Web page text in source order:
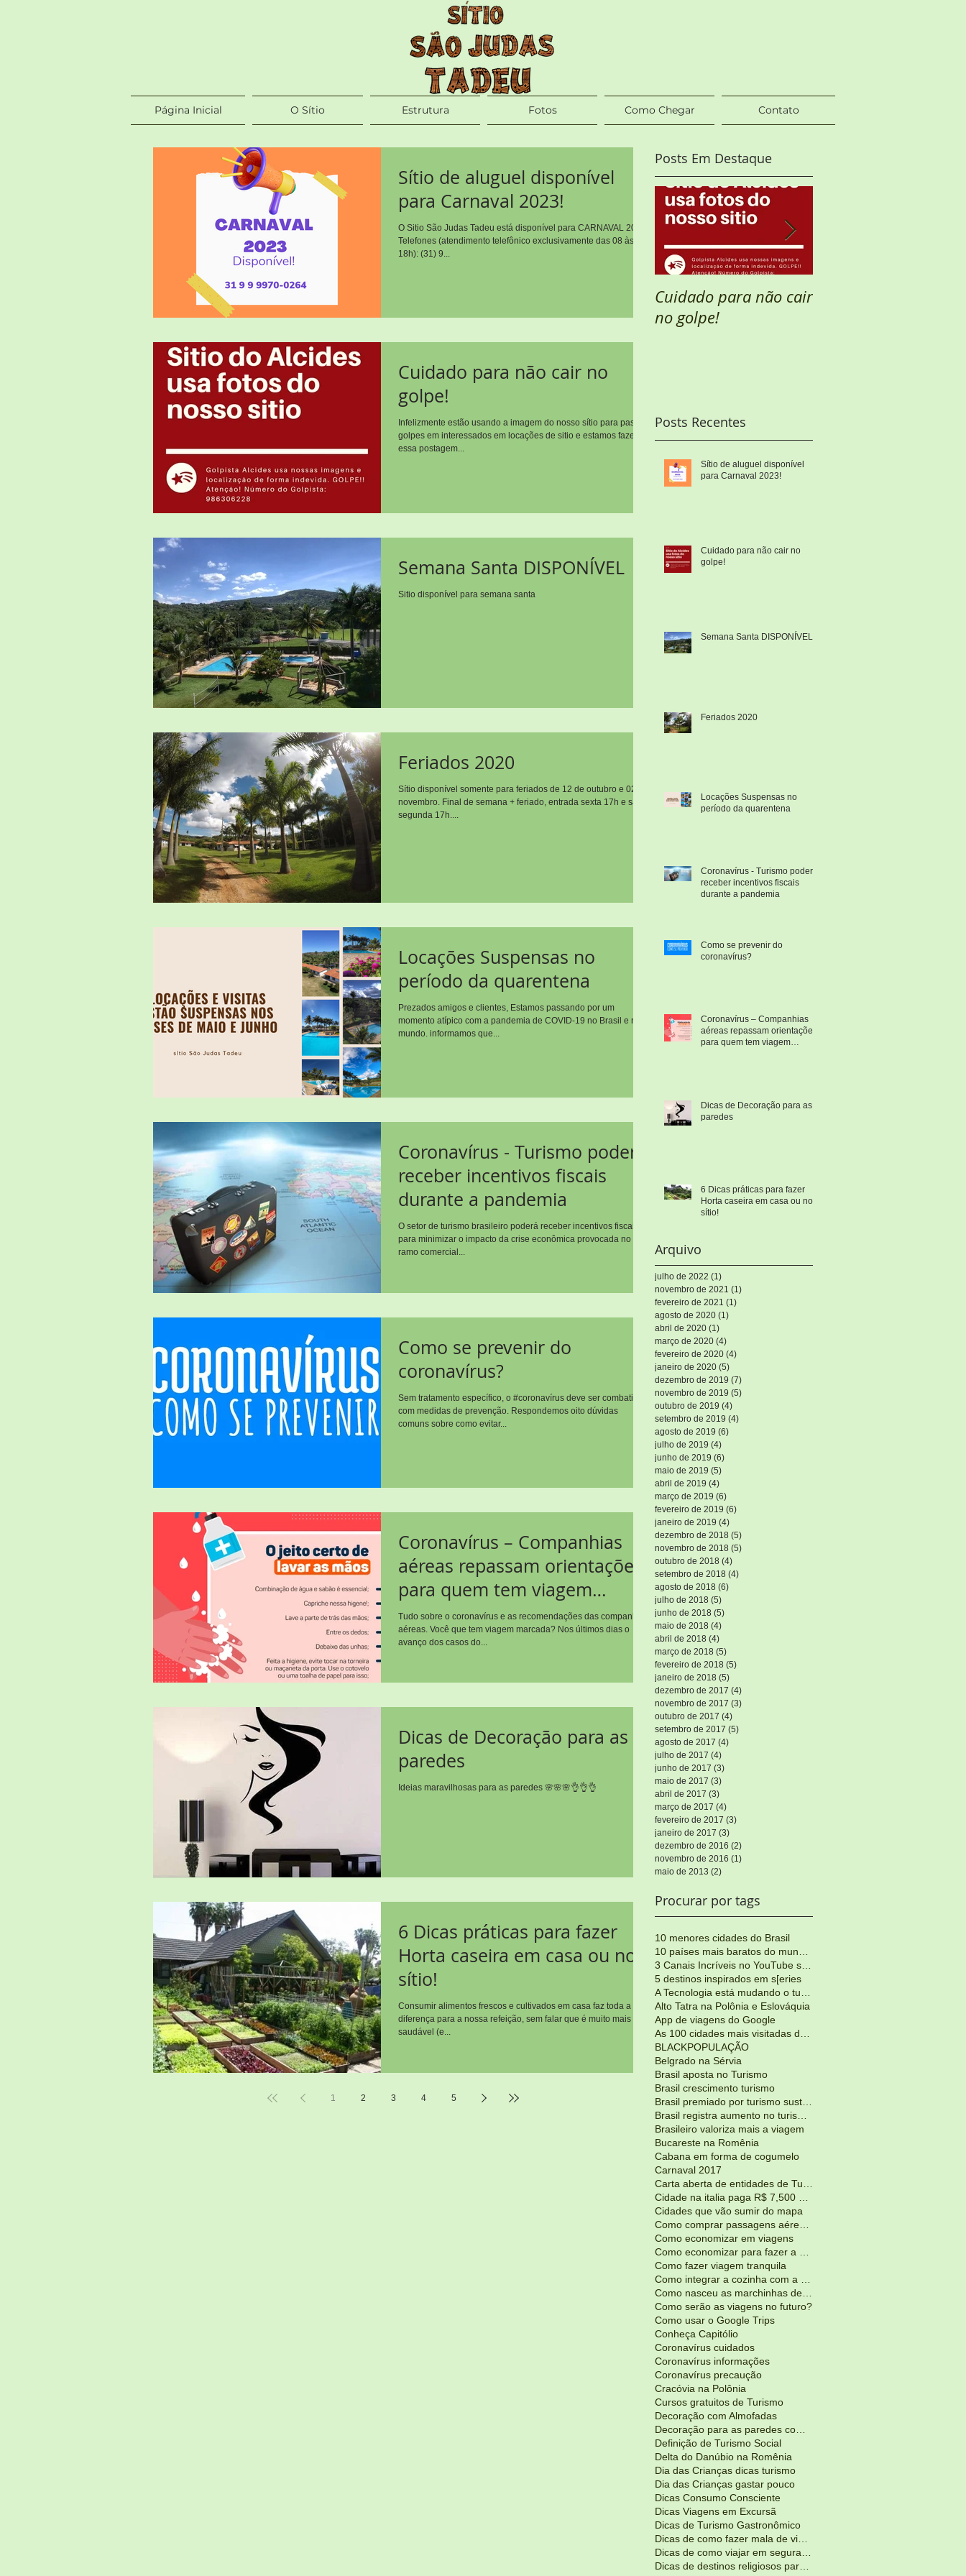
Página Inicial O Sítio Estrutura Fotos Como Chegar Contato
Sítio de aluguel disponível
para Carnaval 2023!
O Sitio São Judas Tadeu está disponível para CARNAVAL 2023
Telefones (atendimento telefônico exclusivamente das 08 às
18h): (31) 9...
Cuidado para não cair no
golpe!
Infelizmente estão usando a imagem do nosso sítio para passar
golpes em interessados em locações de sitio e estamos fazendo
essa postagem...
Semana Santa DISPONÍVEL
Sitio disponível para semana santa
Feriados 2020
Sítio disponível somente para feriados de 12 de outubro e 02
novembro. Final de semana + feriado, entrada sexta 17h e saída
segunda 17h....
Locações Suspensas no
período da quarentena
Prezados amigos e clientes, Estamos passando por um
momento atípico com a pandemia de COVID-19 no Brasil e no
mundo. informamos que...
Coronavírus - Turismo poderá
receber incentivos fiscais
durante a pandemia
O setor de turismo brasileiro poderá receber incentivos fiscais
para minimizar o impacto da crise econômica provocada no
ramo comercial...
Como se prevenir do
coronavírus?
Sem tratamento específico, o #coronavírus deve ser combatido
com medidas de prevenção. Respondemos oito dúvidas
comuns sobre como evitar...
Coronavírus – Companhias
aéreas repassam orientações
para quem tem viagem
marcada
Tudo sobre o coronavírus e as recomendações das companhias
aéreas. Você que tem viagem marcada? Nos últimos dias o
avanço dos casos do...
Dicas de Decoração para as
paredes
Ideias maravilhosas para as paredes 🌸🌸🌸👌👌👌
6 Dicas práticas para fazer
Horta caseira em casa ou no
sítio!
Consumir alimentos frescos e cultivados em casa faz toda a
diferença para a nossa refeição, sem falar que é muito mais
saudável (e...
1 2 3 4 5
Posts Em Destaque
Cuidado para não cair
no golpe!
Posts Recentes
Sítio de aluguel disponível
para Carnaval 2023!
Cuidado para não cair no
golpe!
Semana Santa DISPONÍVEL
Feriados 2020
Locações Suspensas no
período da quarentena
Coronavírus - Turismo poderá
receber incentivos fiscais
durante a pandemia
Como se prevenir do
coronavírus?
Coronavírus – Companhias
aéreas repassam orientações
para quem tem viagem
Dicas de Decoração para as
paredes
6 Dicas práticas para fazer
Horta caseira em casa ou no
sítio!
Arquivo
julho de 2022 (1)
novembro de 2021 (1)
fevereiro de 2021 (1)
agosto de 2020 (1)
abril de 2020 (1)
março de 2020 (4)
fevereiro de 2020 (4)
janeiro de 2020 (5)
dezembro de 2019 (7)
novembro de 2019 (5)
outubro de 2019 (4)
setembro de 2019 (4)
agosto de 2019 (6)
julho de 2019 (4)
junho de 2019 (6)
maio de 2019 (5)
abril de 2019 (4)
março de 2019 (6)
fevereiro de 2019 (6)
janeiro de 2019 (4)
dezembro de 2018 (5)
novembro de 2018 (5)
outubro de 2018 (4)
setembro de 2018 (4)
agosto de 2018 (6)
julho de 2018 (5)
junho de 2018 (5)
maio de 2018 (4)
abril de 2018 (4)
março de 2018 (5)
fevereiro de 2018 (5)
janeiro de 2018 (5)
dezembro de 2017 (4)
novembro de 2017 (3)
outubro de 2017 (4)
setembro de 2017 (5)
agosto de 2017 (4)
julho de 2017 (4)
junho de 2017 (3)
maio de 2017 (3)
abril de 2017 (3)
março de 2017 (4)
fevereiro de 2017 (3)
janeiro de 2017 (3)
dezembro de 2016 (2)
novembro de 2016 (1)
maio de 2013 (2)
Procurar por tags
10 menores cidades do Brasil
5 destinos inspirados em s[eries
Alto Tatra na Polônia e Eslováquia
App de viagens do Google
BLACKPOPULAÇÃO
Belgrado na Sérvia
Brasil aposta no Turismo
Brasil crescimento turismo
Brasileiro valoriza mais a viagem
Bucareste na Romênia
Cabana em forma de cogumelo
Carnaval 2017
Cidades que vão sumir do mapa
Como economizar em viagens
Como fazer viagem tranquila
Como serão as viagens no futuro?
Como usar o Google Trips
Conheça Capitólio
Coronavírus cuidados
Coronavírus informações
Coronavírus precaução
Cracóvia na Polônia
Cursos gratuitos de Turismo
Decoração com Almofadas
Definição de Turismo Social
Delta do Danúbio na Romênia
Dia das Crianças dicas turismo
Dia das Crianças gastar pouco
Dicas Consumo Consciente
Dicas Viagens em Excursã
Dicas de Turismo Gastronômico